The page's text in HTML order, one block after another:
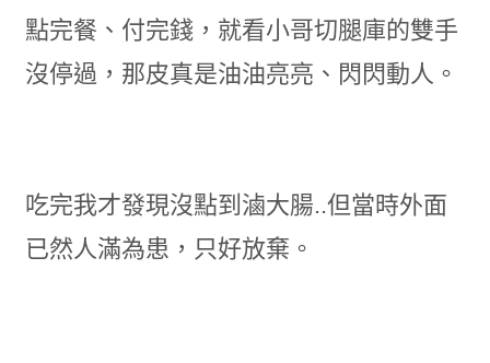
點完餐、付完錢，就看小哥切腿庫的雙手
沒停過，那皮真是油油亮亮、閃閃動人。
吃完我才發現沒點到滷大腸..但當時外面
已然人滿為患，只好放棄。